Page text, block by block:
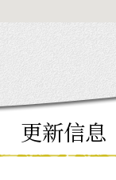
更新信息